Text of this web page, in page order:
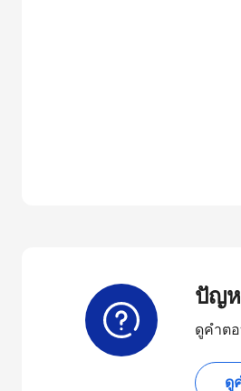
ปัญห
ดูคำต
ดู